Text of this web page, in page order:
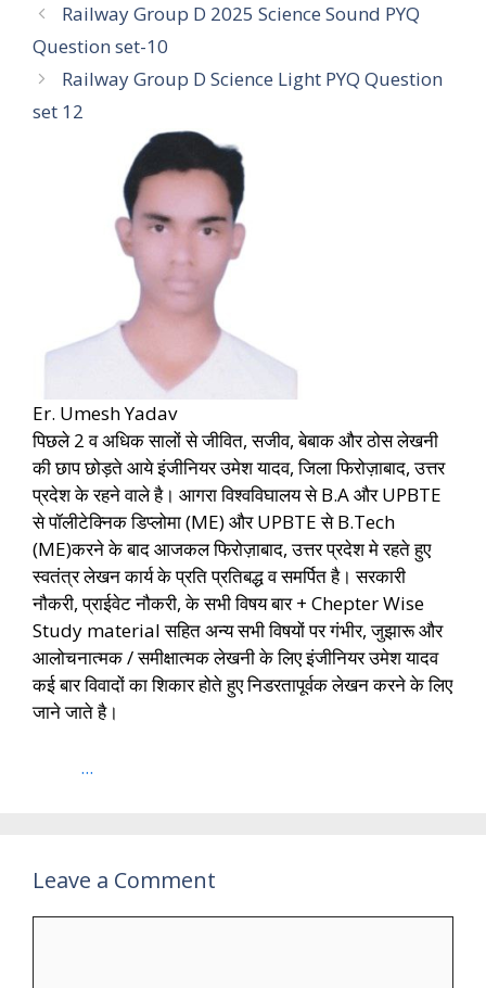
Railway Group D 2025 Science Sound PYQ
Question set-10
Railway Group D Science Light PYQ Question
set 12
Er. Umesh Yadav
पिछले 2 व अधिक सालों से जीवित, सजीव, बेबाक और ठोस लेखनी
की छाप छोड़ते आये इंजीनियर उमेश यादव, जिला फिरोज़ाबाद, उत्तर
प्रदेश के रहने वाले है। आगरा विश्वविघालय से B.A और UPBTE
से पॉलीटेक्निक डिप्लोमा (ME) और UPBTE से B.Tech
(ME)करने के बाद आजकल फिरोज़ाबाद, उत्तर प्रदेश मे रहते हुए
स्वतंत्र लेखन कार्य के प्रति प्रतिबद्ध व समर्पित है। सरकारी
नौकरी, प्राईवेट नौकरी, के सभी विषय बार + Chepter Wise
Study material सहित अन्य सभी विषयों पर गंभीर, जुझारू और
आलोचनात्मक / समीक्षात्मक लेखनी के लिए इंजीनियर उमेश यादव
कई बार विवादों का शिकार होते हुए निडरतापूर्वक लेखन करने के लिए
जाने जाते है।
...
Leave a Comment